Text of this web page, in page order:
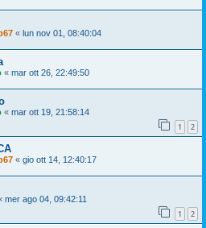
« lun nov 01, 08:40:04
« mar ott 26, 22:49:50
« mar ott 19, 21:58:14
1 2
« gio ott 14, 12:40:17
mer ago 04, 09:42:11
1 2